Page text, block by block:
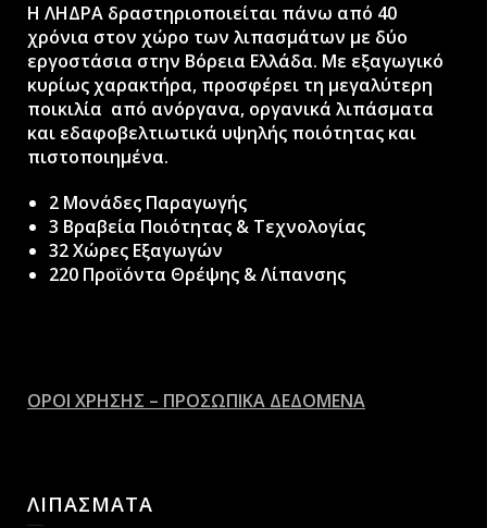
H ΛΗΔΡΑ δραστηριοποιείται πάνω από 40
χρόνια στον χώρο των λιπασμάτων με δύο
εργοστάσια στην Βόρεια Ελλάδα. Με εξαγωγικό
κυρίως χαρακτήρα, προσφέρει τη μεγαλύτερη
ποικιλία από ανόργανα, οργανικά λιπάσματα
και εδαφοβελτιωτικά υψηλής ποιότητας και
πιστοποιημένα.
2 Μονάδες Παραγωγής
3 Βραβεία Ποιότητας & Τεχνολογίας
32 Χώρες Εξαγωγών
220 Προϊόντα Θρέψης & Λίπανσης
ΟΡΟΙ ΧΡΗΣΗΣ – ΠΡΟΣΩΠΙΚΑ ΔΕΔΟΜΕΝΑ
ΛΙΠΑΣΜΑΤΑ